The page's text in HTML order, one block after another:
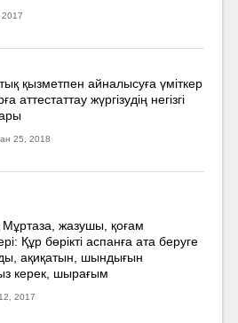
2017
қызметпен айналысуға үмiткер
аттестаттау жүргізудің негізгі
25, 2018
жазушы, қоғам
Құр бөрікті аспанға ата беруге
ақиқатын, шындығын
керек, шырағым
2017